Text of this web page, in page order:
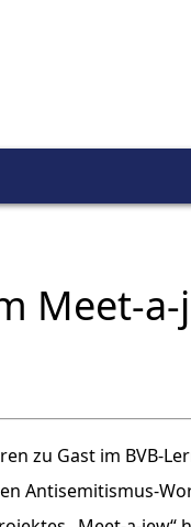
Meet-a-
zu Gast im BVB-
Antisemitismus-